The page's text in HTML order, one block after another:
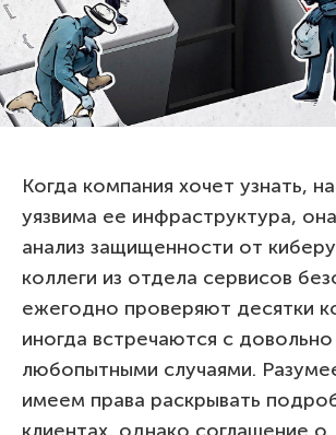
Когда компания хочет узнать,
уязвима ее инфраструктура,
анализ защищенности от
коллеги из отдела сервисов
ежегодно проверяют десятки
иногда встречаются с довольно
любопытными случаями.
имеем права раскрывать